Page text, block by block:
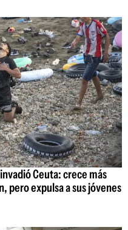
Ceuta: crece más
pero expulsa a sus jóvenes